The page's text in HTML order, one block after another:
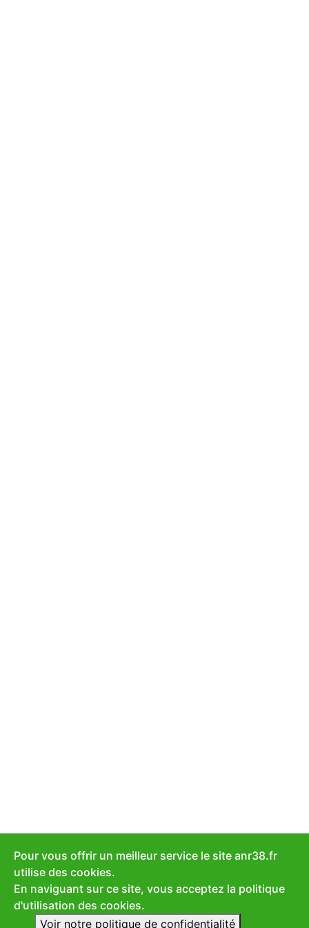
Pour vous offrir un meilleur service le site anr38.fr
utilise des cookies.
En naviguant sur ce site, vous acceptez la politique
d'utilisation des cookies.
Voir notre politique de confidentialité